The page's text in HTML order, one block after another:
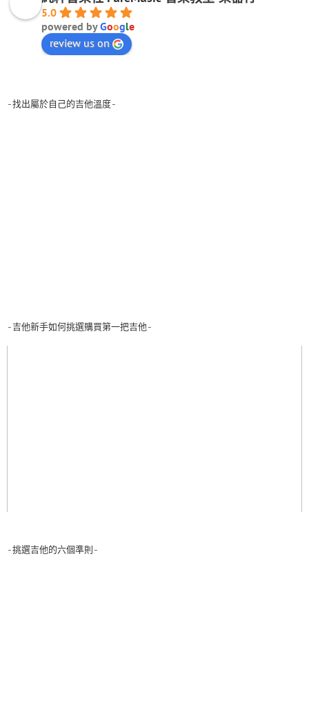
5.0
powered byGoogle
review us on
-找出屬於自己的吉他溫度-
-吉他新手如何挑選購買第一把吉他-
-挑選吉他的六個準則-